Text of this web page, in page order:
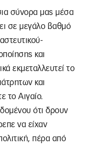
σύνορα μας μέσα
σε μεγάλο βαθμό
και
εκμεταλλευτεί το
και
το Αιγαίο.
ότι δρουν
να είχαν
πέρα από